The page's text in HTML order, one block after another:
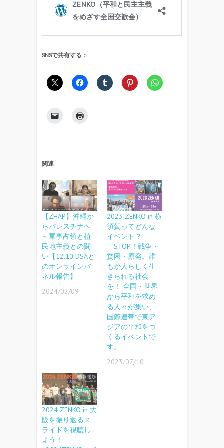
SNSで共有する：
関連
【ZHAP】沖縄か
らパレスチナへ
～軍事占領と植
民地主義との闘
い【12.10 DSAと
のオンラインパ
ネル報告】
2024/02/09
2023 ZENKO in 横
須賀ってどんな
イベント？
―STOP！戦争・
貧困・原発。誰
もが人らしく生
きられる社会
を！ 全国・世界
から平和を求め
る人々が集い、
国際連帯で東ア
ジアの平和をつ
くるイベントで
す。
2023/07/10
2024 ZENKO in 大
阪を振り返るス
ライドを視聴し
よう！